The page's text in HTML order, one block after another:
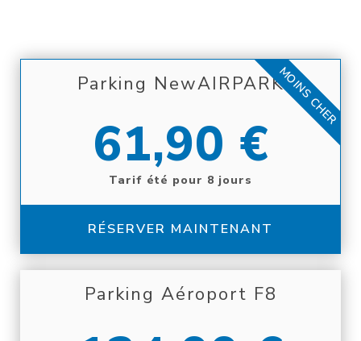
Parking NewAIRPARK
61,90 €
Tarif été pour 8 jours
RÉSERVER MAINTENANT
MOINS CHER
Parking Aéroport F8